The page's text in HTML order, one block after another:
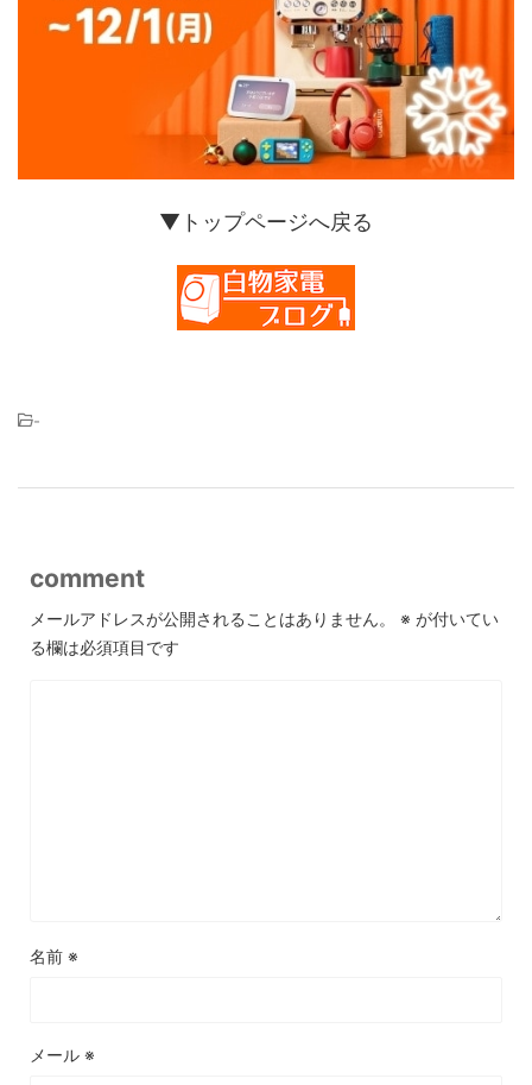
▼トップページへ戻る
-
comment
メールアドレスが公開されることはありません。 ※ が付いてい
る欄は必須項目です
名前 ※
メール ※